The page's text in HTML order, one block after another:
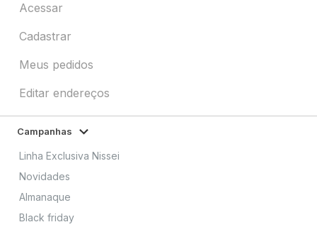
Acessar
Cadastrar
Meus pedidos
Editar endereços
Campanhas
Linha Exclusiva Nissei
Novidades
Almanaque
Black friday